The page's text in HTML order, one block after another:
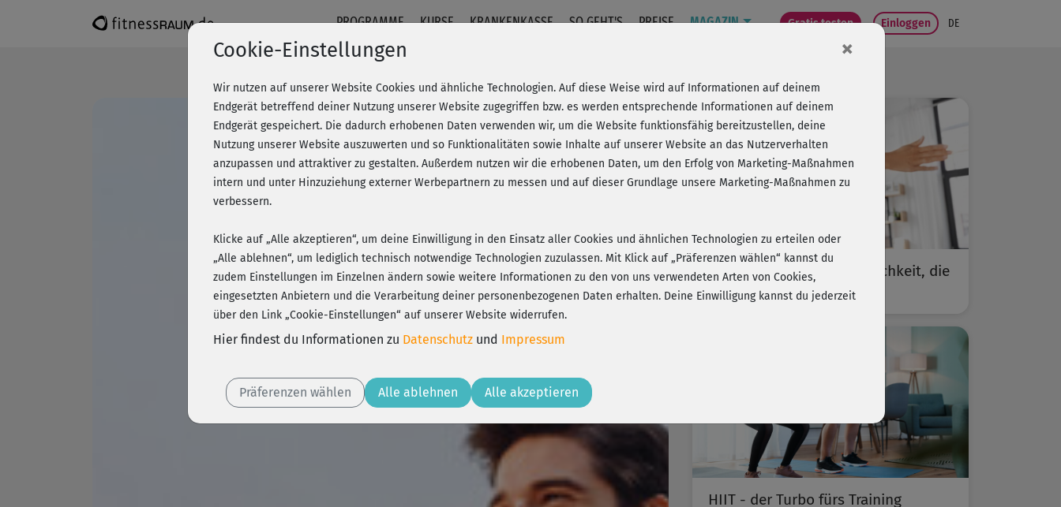
PROGRAMME KURSE KRANKENKASSE SO GEHT'S PREISE MAGAZIN Gratis testen Einloggen DE
Jeder Move zählt: Beweglichkeit, die
sich auszahlt
HIIT - der Turbo fürs Training
Cookie-Einstellungen ×
Wir nutzen auf unserer Website Cookies und ähnliche Technologien. Auf diese Weise wird auf Informationen auf deinem
Endgerät betreffend deiner Nutzung unserer Website zugegriffen bzw. es werden entsprechende Informationen auf deinem
Endgerät gespeichert. Die dadurch erhobenen Daten verwenden wir, um die Website funktionsfähig bereitzustellen, deine
Nutzung unserer Website auszuwerten und so Funktionalitäten sowie Inhalte auf unserer Website an das Nutzerverhalten
anzupassen und attraktiver zu gestalten. Außerdem nutzen wir die erhobenen Daten, um den Erfolg von Marketing-Maßnahmen
intern und unter Hinzuziehung externer Werbepartnern zu messen und auf dieser Grundlage unsere Marketing-Maßnahmen zu
verbessern.
Klicke auf „Alle akzeptieren“, um deine Einwilligung in den Einsatz aller Cookies und ähnlichen Technologien zu erteilen oder
„Alle ablehnen“, um lediglich technisch notwendige Technologien zuzulassen. Mit Klick auf „Präferenzen wählen“ kannst du
zudem Einstellungen im Einzelnen ändern sowie weitere Informationen zu den von uns verwendeten Arten von Cookies,
eingesetzten Anbietern und die Verarbeitung deiner personenbezogenen Daten erhalten. Deine Einwilligung kannst du jederzeit
über den Link „Cookie-Einstellungen“ auf unserer Website widerrufen.
Hier findest du Informationen zu Datenschutz und Impressum
Präferenzen wählen Alle ablehnen Alle akzeptieren